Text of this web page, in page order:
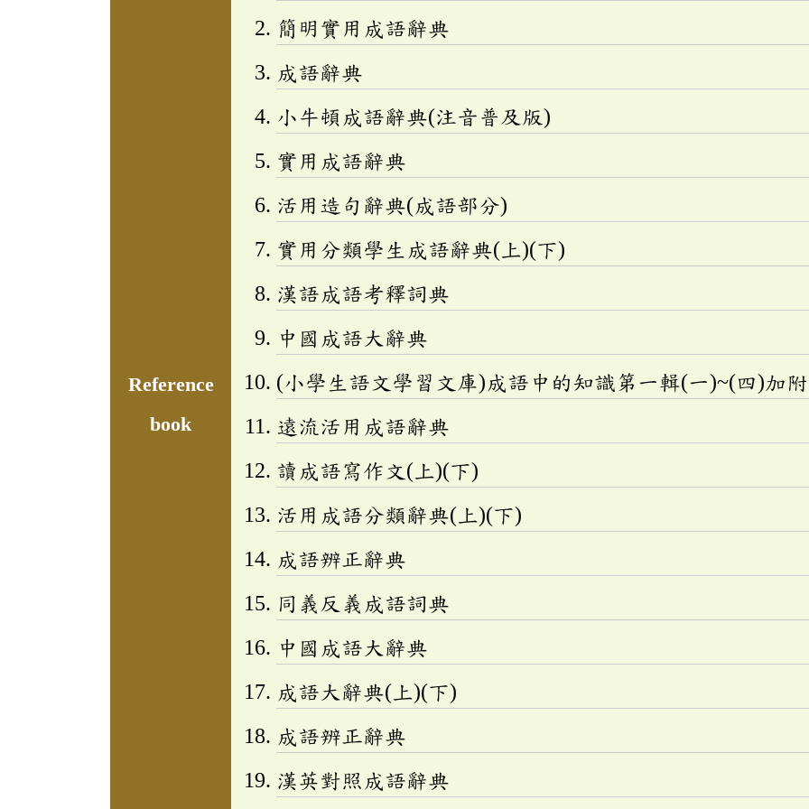
Reference
book
簡明實用成語辭典
成語辭典
小牛頓成語辭典(注音普及版)
實用成語辭典
活用造句辭典(成語部分)
實用分類學生成語辭典(上)(下)
漢語成語考釋詞典
中國成語大辭典
(小學生語文學習文庫)成語中的知識第一輯(一)~(四)加
遠流活用成語辭典
讀成語寫作文(上)(下)
活用成語分類辭典(上)(下)
成語辨正辭典
同義反義成語詞典
中國成語大辭典
成語大辭典(上)(下)
成語辨正辭典
漢英對照成語辭典